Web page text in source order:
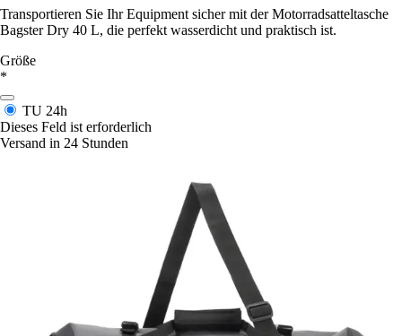
Transportieren Sie Ihr Equipment sicher mit der Motorradsatteltasche
Bagster Dry 40 L, die perfekt wasserdicht und praktisch ist.
Größe
*
TU 24h
Dieses Feld ist erforderlich
Versand in 24 Stunden